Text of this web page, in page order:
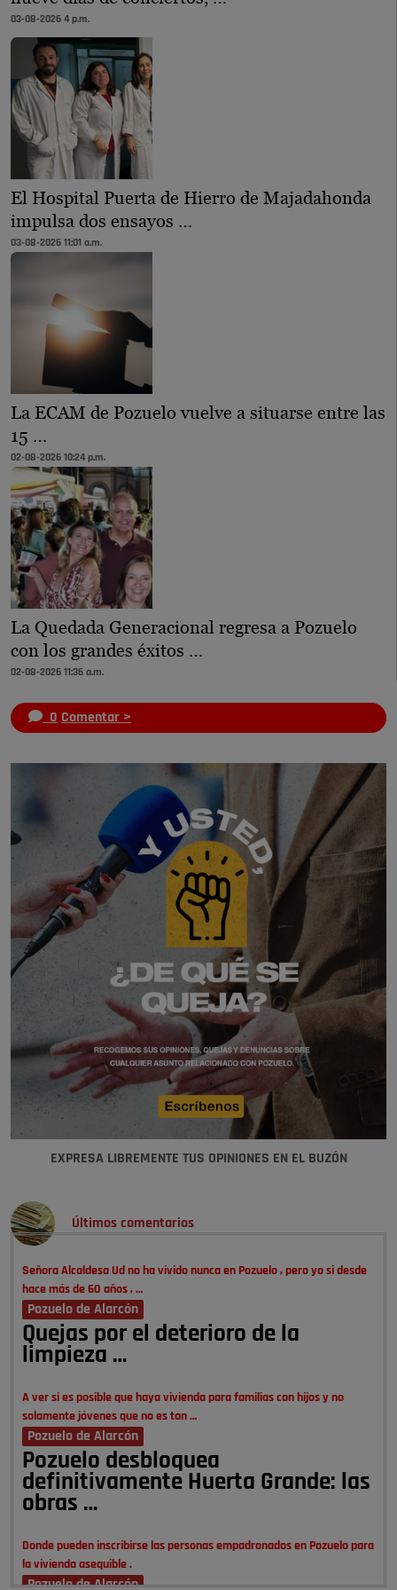
03-08-2026 4 p.m.
El Hospital Puerta de Hierro de Majadahonda
impulsa dos ensayos …
03-08-2026 11:01 a.m.
La ECAM de Pozuelo vuelve a situarse entre las
15 …
02-08-2026 10:24 p.m.
La Quedada Generacional regresa a Pozuelo
con los grandes éxitos …
02-08-2026 11:36 a.m.
0 Comentar >
EXPRESA LIBREMENTE TUS OPINIONES EN EL BUZÓN
Últimos comentarios
Señora Alcaldesa Ud no ha vivido nunca en Pozuelo , pero yo si desde
hace más de 60 años , …
Pozuelo de Alarcón
Quejas por el deterioro de la
limpieza …
A ver si es posible que haya vivienda para familias con hijos y no
solamente jóvenes que no es tan …
Pozuelo de Alarcón
Pozuelo desbloquea
definitivamente Huerta Grande: las
obras …
Donde pueden inscribirse las personas empadronados en Pozuelo para
la vivienda asequible .
Pozuelo de Alarcón